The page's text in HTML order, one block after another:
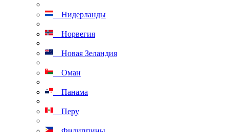
Нидерланды
Норвегия
Новая Зеландия
Оман
Панама
Перу